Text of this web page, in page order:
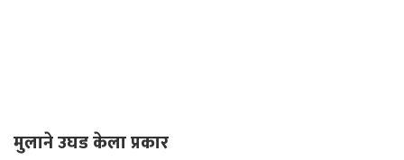
मुलाने उघड केला प्रकार